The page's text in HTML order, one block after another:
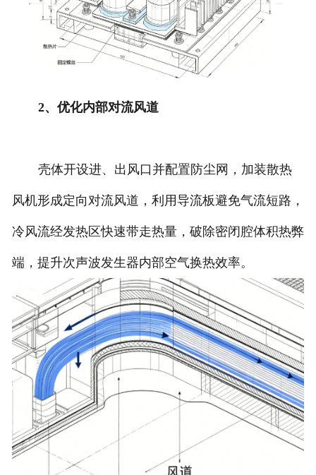
2、优化内部对流风道
壳体开设进、出风口并配置防尘网，加装散热
风机形成定向对流风道，利用导流板避免气流短路，
冷风流经发热区快速带走热量，破除密闭腔体积热弊
端，提升次声波发生器内部空气换热效率。